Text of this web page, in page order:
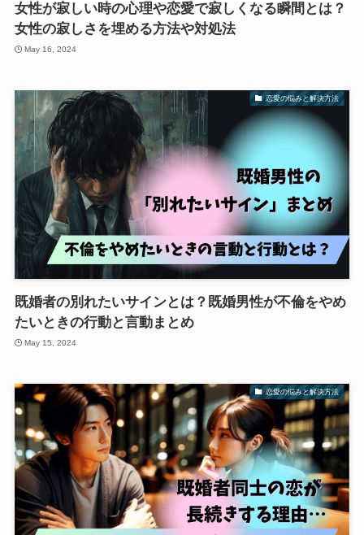
女性が寂しい時の心理や恋愛で寂しくなる瞬間とは？
女性の寂しさを埋める方法や対処法
May 16, 2024
恋愛の悩みと解決方法
既婚者の別れたいサインとは？既婚男性が不倫をやめ
たいときの行動と言動まとめ
May 15, 2024
恋愛の悩みと解決方法